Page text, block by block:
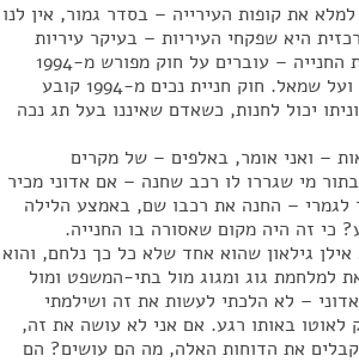
את קופות העירייה – בסדר גמור, אין לנו
היא שפקחי העיריות – בעיקר עיריות
גדולות בארץ כי שם בעיקר יש את בעיית החנייה – עוברים על חוק מפורש מ-1994
לגבי חניית נכים ותוקעים דוחות על ימין ועל שמאל. חוק חניית נכים מ-1994 קובע
יכול לחנות, כשאדם שאיננו בעל תג נכה
– ואני אומר, באלפים – של מקרים
מי שגררו לו רכב שחנה – אם אדוני מכיר
לגמרי – החנה את רכבו שם, באמצע הלילה
כי זה היה מקום שאסורה בו החנייה.
גילאון שהוא אחד שלא כל כך נלחם, והוא
למלחמת גוג ומגוג מול בתי-המשפט ומול
– לא הלכתי לעשות את זה ושילמתי
לאוטו באותו רגע. אם אני לא עושה את זה,
את הדוחות האלה, מה הם עושים? הם